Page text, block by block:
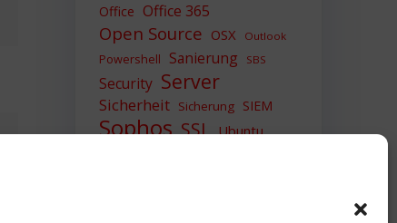
Office Office 365
Open Source OSX Outlook
Powershell Sanierung SBS
Security Server
Sicherheit Sicherung SIEM
Sophos SSL Ubuntu